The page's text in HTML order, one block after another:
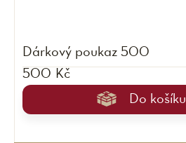
Dárkový poukaz 500
500 Kč
Do košíku